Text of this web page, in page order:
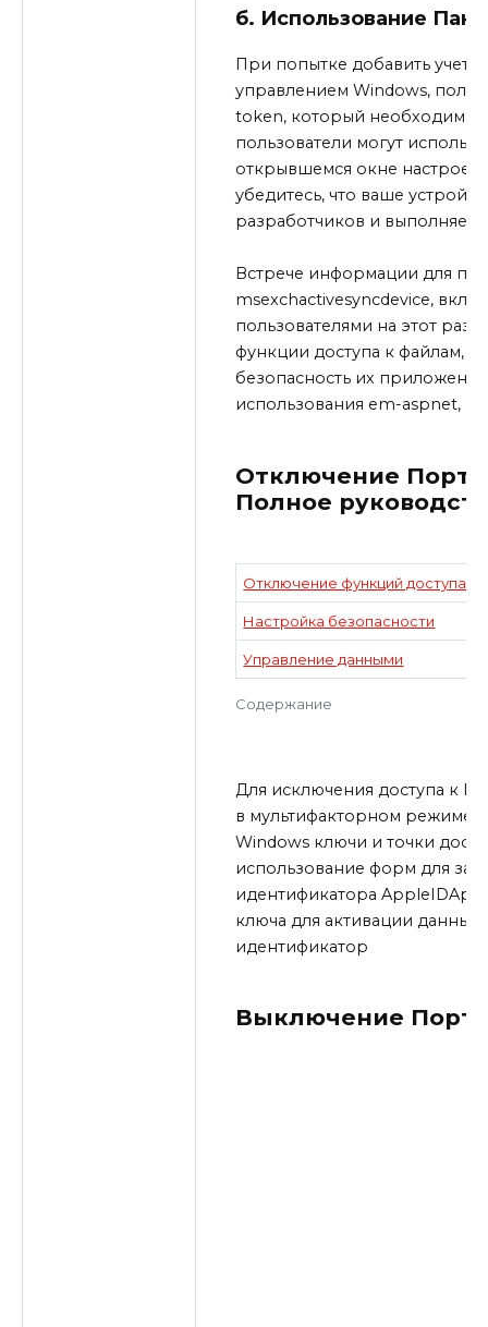
б. Использование
При попытке добавить
управлением Windows,
token, который необходим
пользователи могут
открывшемся окне
убедитесь, что ваше
разработчиков и
Встрече информации для
msexchactivesyncdevice,
пользователями на этот
функции доступа к файлам,
безопасность их
использования em-aspnet,
Отключение
Полное
Содержание
Отключение функций доступа
Настройка безопасности
Управление данными
Для исключения доступа к
в мультифакторном режиме,
Windows ключи и точки
использование форм для
идентификатора
ключа для активации
идентификатор
Выключение